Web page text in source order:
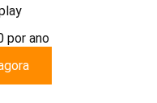
por ano